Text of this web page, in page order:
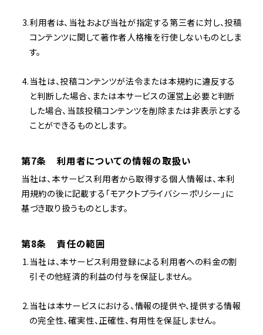
利用者は、当社および当社が指定する第三者に対し、投稿
コンテンツに関して著作者人格権を行使しないものとしま
す。
当社は、投稿コンテンツが法令または本規約に違反する
と判断した場合、または本サービスの運営上必要と判断
した場合、当該投稿コンテンツを削除または非表示とする
ことができるものとします。
第7条 利用者についての情報の取扱い
当社は、本サービス利用者から取得する個人情報は、本利
用規約の後に記載する「モアクトプライバシーポリシー」に
基づき取り扱うものとします。
第8条 責任の範囲
当社は、本サービス利用登録による利用者への料金の割
引その他経済的利益の付与を保証しません。
当社は本サービスにおける、情報の提供や、提供する情報
の完全性、確実性、正確性、有用性を保証しません。